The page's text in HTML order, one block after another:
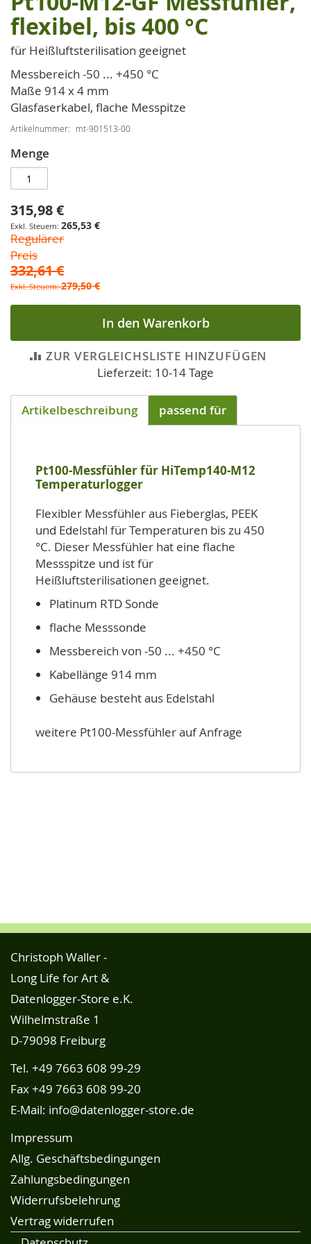
Anfang
der
Bildgalerie
flexibel, bis 400 °C
für Heißluftsterilisation geeignet
Messbereich -50 ... +450 °C
Maße 914 x 4 mm
Glasfaserkabel, flache Messpitze
Artikelnummer mt-901513-00
Menge
Sonderpreis
315,98 €
265,53 €
Regulärer
Preis
332,61 €
279,50 €
In den Warenkorb
ZUR VERGLEICHSLISTE HINZUFÜGEN
Lieferzeit: 10-14 Tage
Artikelbeschreibung passend für
Pt100-Messfühler für HiTemp140-M12
Temperaturlogger
Flexibler Messfühler aus Fieberglas, PEEK
und Edelstahl für Temperaturen bis zu 450
°C. Dieser Messfühler hat eine flache
Messspitze und ist für
Heißluftsterilisationen geeignet.
Platinum RTD Sonde
flache Messsonde
Messbereich von -50 ... +450 °C
Kabellänge 914 mm
Gehäuse besteht aus Edelstahl
weitere Pt100-Messfühler auf Anfrage
Christoph Waller -
Long Life for Art &
Datenlogger-Store e.K.
Wilhelmstraße 1
D-79098 Freiburg
Tel. +49 7663 608 99-29
Fax +49 7663 608 99-20
E-Mail: info@datenlogger-store.de
Impressum
Allg. Geschäftsbedingungen
Zahlungsbedingungen
Widerrufsbelehrung
Vertrag widerrufen